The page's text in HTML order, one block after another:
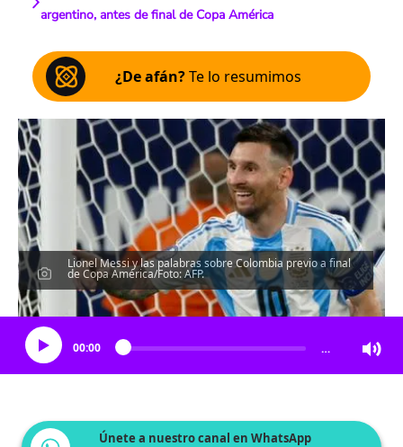
argentino, antes de final de Copa América
¿De afán?Te lo resumimos
Lionel Messi y las palabras sobre Colombia previo a final
de Copa América/Foto: AFP.
Escucha el artículo
00:00 …
Únete a nuestro canal en WhatsApp